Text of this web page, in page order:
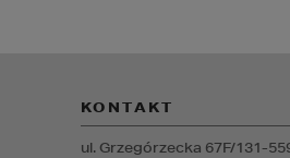
KONTAKT
ul. Grzegórzecka 67F/131-